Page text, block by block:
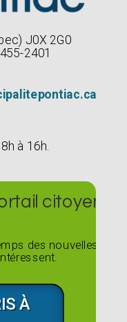
J0X 2G0
2401
à 16h.
citoyen
des nouvelles
À